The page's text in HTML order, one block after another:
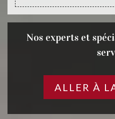
Nos experts et
ALLER À